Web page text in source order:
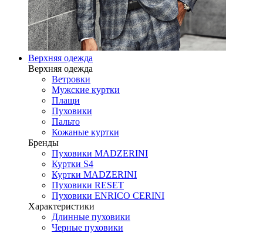
Верхняя одежда
Верхняя одежда
Ветровки
Мужские куртки
Плащи
Пуховики
Пальто
Кожаные куртки
Бренды
Пуховики MADZERINI
Куртки S4
Куртки MADZERINI
Пуховики RESET
Пуховики ENRICO CERINI
Характеристики
Длинные пуховики
Черные пуховики